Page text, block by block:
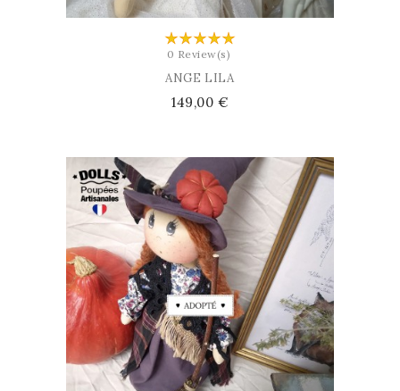
0 Review(s)
ANGE LILA
Prix
149,00 €